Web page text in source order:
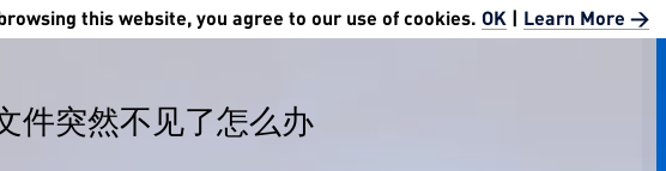
this website, you agree to our use of cookies. OK Learn More >
件突然不见了怎么办